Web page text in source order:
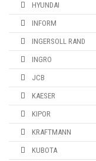
HYUNDAI
INFORM
INGERSOLL RAND
INGRO
JCB
KAESER
KIPOR
KRAFTMANN
KUBOTA